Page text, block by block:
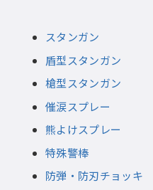
スタンガン
盾型スタンガン
槍型スタンガン
催涙スプレー
熊よけスプレー
特殊警棒
防弾・防刃チョッキ